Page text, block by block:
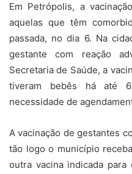
Em Petrópolis, a
aquelas que têm
passada, no dia 6. Na
gestante com reação
Secretaria de Saúde, a
tiveram bebês há até
necessidade de
A vacinação de gestantes
tão logo o município
outra vacina indicada